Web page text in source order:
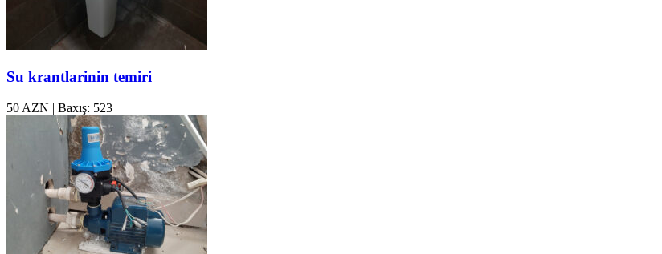
Su krantlarinin temiri
50 AZN | Baxış: 523